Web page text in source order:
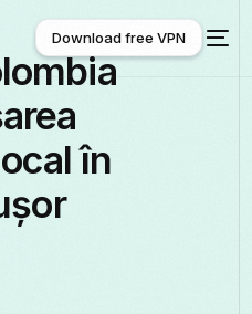
free VPN
Download free VPN
în